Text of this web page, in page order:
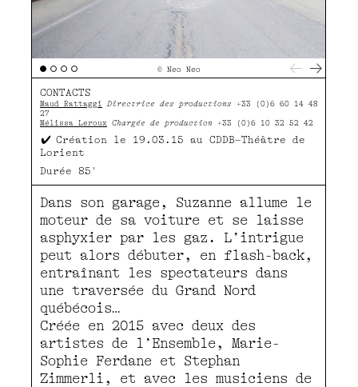
© Neo Neo
CONTACTS
Maud Rattaggi Directrice des productions +33 (0)6 60 14 48
27
Mélissa Leroux
Chargée de production +33 (0)6 10 32 52 42
Création le 19.03.15 au CDDB–Théâtre de
Lorient
Durée 85'
Dans son garage, Suzanne allume le
moteur de sa voiture et se laisse
asphyxier par les gaz. L’intrigue
peut alors débuter, en flash-back,
entraînant les spectateurs dans
une traversée du Grand Nord
québécois…
Créée en 2015 avec deux des
artistes de l’Ensemble, Marie-
Sophie Ferdane et Stephan
Zimmerli, et avec les musiciens de